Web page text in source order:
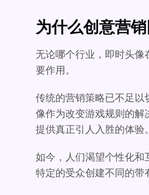
为什么创意营
无论哪个行业，即时头
要作用。
传统的营销策略已不足以
像作为改变游戏规则的
提供真正引人入胜的体验。
如今，人们渴望个性化和
特定的受众创建不同的带